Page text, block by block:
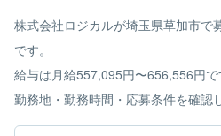
株式会社ロジカルが埼玉県草加市で
です。
給与は月給557,095円〜656,556円で
勤務地・勤務時間・応募条件を確認